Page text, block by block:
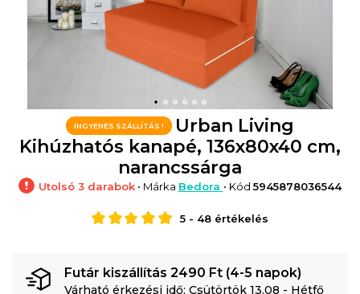
INGYENES SZÁLLÍTÁS !
Urban Living
Kihúzhatós kanapé, 136x80x40 cm,
narancssárga
Utolsó 3 darabok• Márka Bedora • Kód5945878036544
5 - 48 értékelés
Futár kiszállítás 2490 Ft (4-5 napok)
Várható érkezési idő: Csütörtök 13.08 - Hétfő